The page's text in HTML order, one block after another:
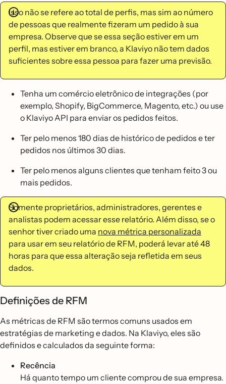
Isso não se refere ao total de perfis, mas sim ao número
de pessoas que realmente fizeram um pedido à sua
empresa. Observe que se essa seção estiver em um
perfil, mas estiver em branco, a Klaviyo não tem dados
suficientes sobre essa pessoa para fazer uma previsão.
Tenha um comércio eletrônico de integrações (por
exemplo, Shopify, BigCommerce, Magento, etc.) ou use
o Klaviyo API para enviar os pedidos feitos.
Ter pelo menos 180 dias de histórico de pedidos e ter
pedidos nos últimos 30 dias.
Ter pelo menos alguns clientes que tenham feito 3 ou
mais pedidos.
Somente proprietários, administradores, gerentes e
analistas podem acessar esse relatório. Além disso, se o
senhor tiver criado uma nova métrica personalizada
para usar em seu relatório de RFM, poderá levar até 48
horas para que essa alteração seja refletida em seus
dados.
Definições de RFM
As métricas de RFM são termos comuns usados em
estratégias de marketing e dados. Na Klaviyo, eles são
definidos e calculados da seguinte forma:
Recência
Há quanto tempo um cliente comprou de sua empresa.